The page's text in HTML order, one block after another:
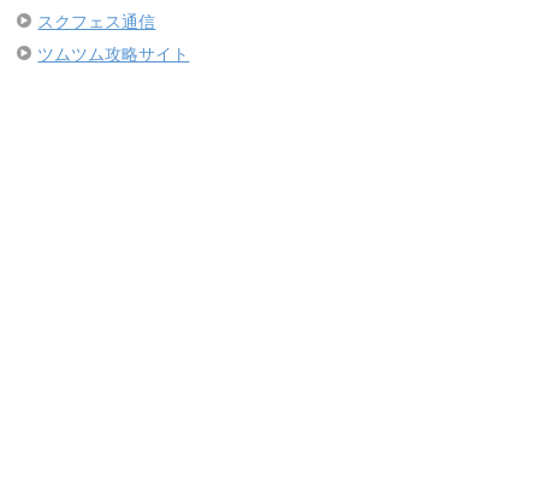
スクフェス通信
ツムツム攻略サイト